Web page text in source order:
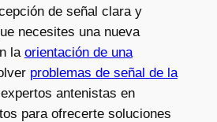
de señal clara y
necesites una nueva
la orientación de una
problemas de señal de la
antenistas en
para ofrecerte soluciones